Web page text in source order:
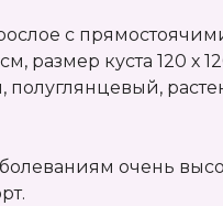
с
размер куста 120 х
очень